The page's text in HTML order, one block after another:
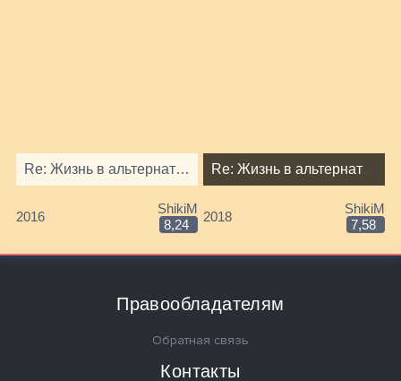
Re: Жизнь в альтернативном мире с нуля [ТВ-1]
2016
ShikiM
8,24
Re: Жизнь в альтернативном мире с нуля OVA
2018
ShikiM
7,58
Правообладателям
Обратная связь
Контакты